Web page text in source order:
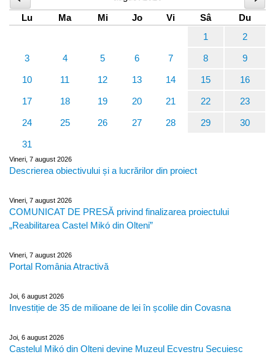
Lu
Ma Mi Jo Vi Sâ
Du
1
2
3 4 5 6 7 8 9
10 11 12 13 14 15 16
17 18 19 20 21 22 23
24 25 26 27 28 29 30
31
Vineri, 7 august 2026
Descrierea obiectivului și a lucrărilor din proiect
Vineri, 7 august 2026
COMUNICAT DE PRESĂ privind finalizarea proiectului
„Reabilitarea Castel Mikó din Olteni”
Vineri, 7 august 2026
Portal România Atractivă
Joi, 6 august 2026
Investiție de 35 de milioane de lei în școlile din Covasna
Joi, 6 august 2026
Castelul Mikó din Olteni devine Muzeul Ecvestru Secuiesc